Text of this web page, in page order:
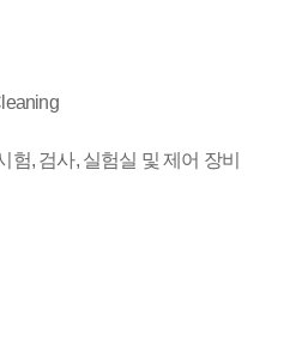
험, 검사, 실험실 및 제어 장비